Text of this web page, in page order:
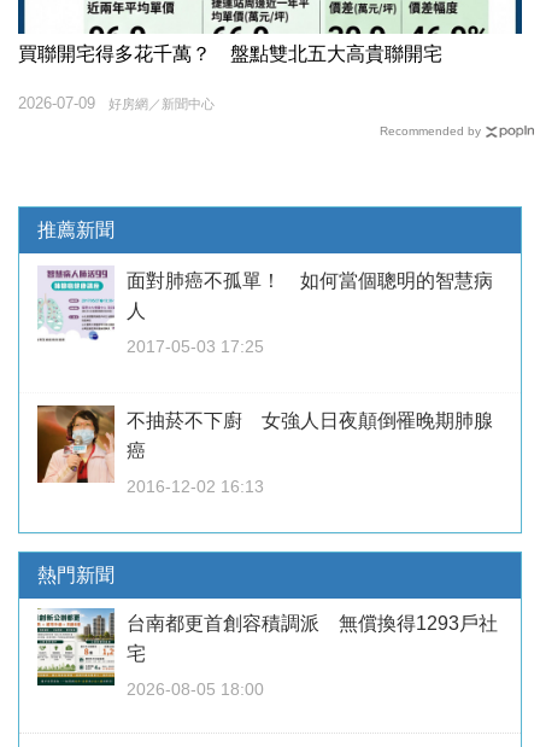
買聯開宅得多花千萬？ 盤點雙北五大高貴聯開宅
好房網／新聞中心
2026-07-09
Recommended by
推薦新聞
面對肺癌不孤單！ 如何當個聰明的智慧病
人
2017-05-03 17:25
不抽菸不下廚 女強人日夜顛倒罹晚期肺腺
癌
2016-12-02 16:13
熱門新聞
台南都更首創容積調派 無償換得1293戶社
宅
2026-08-05 18:00